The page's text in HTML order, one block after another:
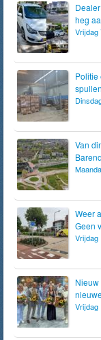
heg
Vrijdag
Politie
Van
Weer
Geen
Vrijdag
Nieuw
Vrijdag